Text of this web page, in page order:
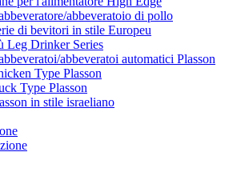
abbeveratoio di pollo
di bevitori in stile Europeu
Leg Drinker Series
abbeveratoi automatici Plasson
Type Plasson
Type Plasson
in stile israeliano